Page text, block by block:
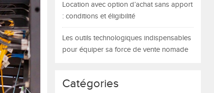
Location avec option d’achat sans apport
: conditions et éligibilité
Les outils technologiques indispensables
pour équiper sa force de vente nomade
Catégories